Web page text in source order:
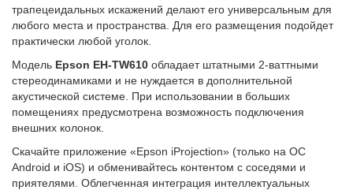
трапецеидальных искажений делают его универсальным для
любого места и пространства. Для его размещения подойдет
практически любой уголок.
Модель Epson EH-TW610 обладает штатными 2-ваттными
стереодинамиками и не нуждается в дополнительной
акустической системе. При использовании в больших
помещениях предусмотрена возможность подключения
внешних колонок.
Скачайте приложение «Epson iProjection» (только на ОС
Android и iOS) и обменивайтесь контентом с соседями и
приятелями. Облегченная интеграция интеллектуальных